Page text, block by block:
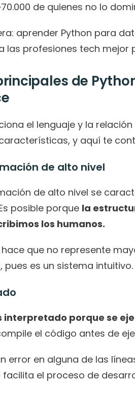
de quienes no lo
aprender Python para
las profesiones tech
de
el lenguaje y la
y aquí te
de alto nivel
de alto nivel se
posible porque la
los humanos.
que no represente
es un sistema intuitivo.
interpretado porque se
el código antes de
error en alguna de las
facilita el proceso de